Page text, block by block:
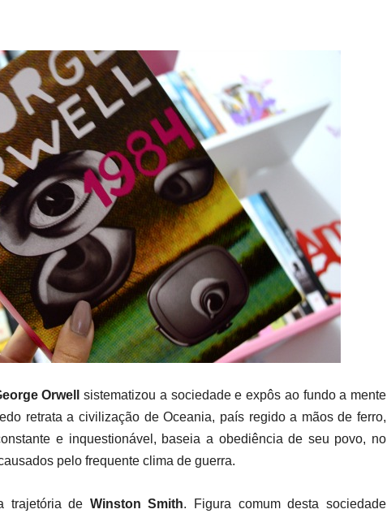
Orwell
sistematizou a sociedade e expôs ao fundo a mente
retrata a civilização de Oceania, país regido a mãos de ferro,
e inquestionável, baseia a obediência de seu povo, no
pelo frequente clima de guerra.
trajetória de Winston Smith.
Figura comum desta sociedade